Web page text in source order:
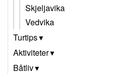
Skjeljavika
Vedvika
Turtips
Aktiviteter
Båtliv